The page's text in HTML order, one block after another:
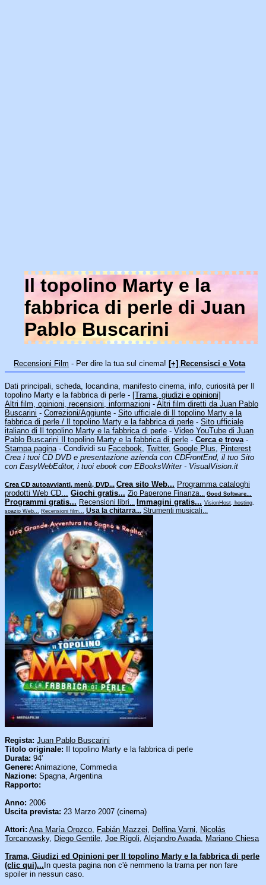
Il topolino Marty e la
fabbrica di perle di Juan
Pablo Buscarini
Recensioni Film - Per dire la tua sul cinema! [+] Recensisci e Vota
Dati principali, scheda, locandina, manifesto cinema, info, curiosità per Il
topolino Marty e la fabbrica di perle - [Trama, giudizi e opinioni]
Altri film, opinioni, recensioni, informazioni - Altri film diretti da Juan Pablo
Buscarini - Correzioni/Aggiunte - Sito ufficiale di Il topolino Marty e la
fabbrica di perle / Il topolino Marty e la fabbrica di perle - Sito ufficiale
italiano di Il topolino Marty e la fabbrica di perle - Video YouTube di Juan
Pablo Buscarini Il topolino Marty e la fabbrica di perle - Cerca e trova -
Stampa pagina- Condividi su Facebook, Twitter, Google Plus, Pinterest
Crea i tuoi CD DVD e presentazione azienda con CDFrontEnd, il tuo Sito
con EasyWebEditor, i tuoi ebook con EBooksWriter - VisualVision.it
Crea CD autoavvianti, menù, DVD... Crea sito Web... Programma cataloghi
prodotti Web CD... Giochi gratis... Zio Paperone Finanza... Good Software...
Programmi gratis... Recensioni libri... Immagini gratis... VisionHost, hosting,
spazio Web... Recensioni film... Usa la chitarra... Strumenti musicali...
Regista: Juan Pablo Buscarini
Titolo originale: Il topolino Marty e la fabbrica di perle
Durata: 94'
Genere: Animazione, Commedia
Nazione: Spagna, Argentina
Rapporto:
Anno: 2006
Uscita prevista: 23 Marzo 2007 (cinema)
Attori: Ana María Orozco, Fabián Mazzei, Delfina Varni, Nicolás
Torcanowsky, Diego Gentile, Joe Rígoli, Alejandro Awada, Mariano Chiesa
Trama, Giudizi ed Opinioni per Il topolino Marty e la fabbrica di perle
(clic qui)... In questa pagina non c'è nemmeno la trama per non fare
spoiler in nessun caso.